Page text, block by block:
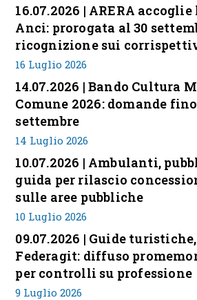
16.07.2026 | ARERA
Anci: prorogata al 30
ricognizione sui
16 Luglio 2026
14.07.2026 | Bando Cultura
Comune 2026: domande
settembre
14 Luglio 2026
10.07.2026 | Ambulanti,
guida per rilascio
sulle aree pubbliche
10 Luglio 2026
09.07.2026 | Guide
Federagit: diffuso
per controlli su professione
9 Luglio 2026